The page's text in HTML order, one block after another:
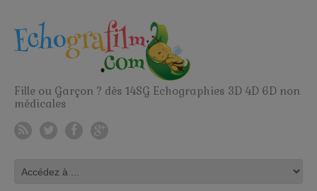
Fille ou Garçon ? dès 14SG Echographies 3D 4D 6D non
médicales